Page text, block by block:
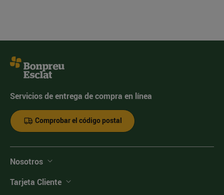
Servicios de entrega de compra en línea
Comprobar el código postal
Nosotros
Tarjeta Cliente